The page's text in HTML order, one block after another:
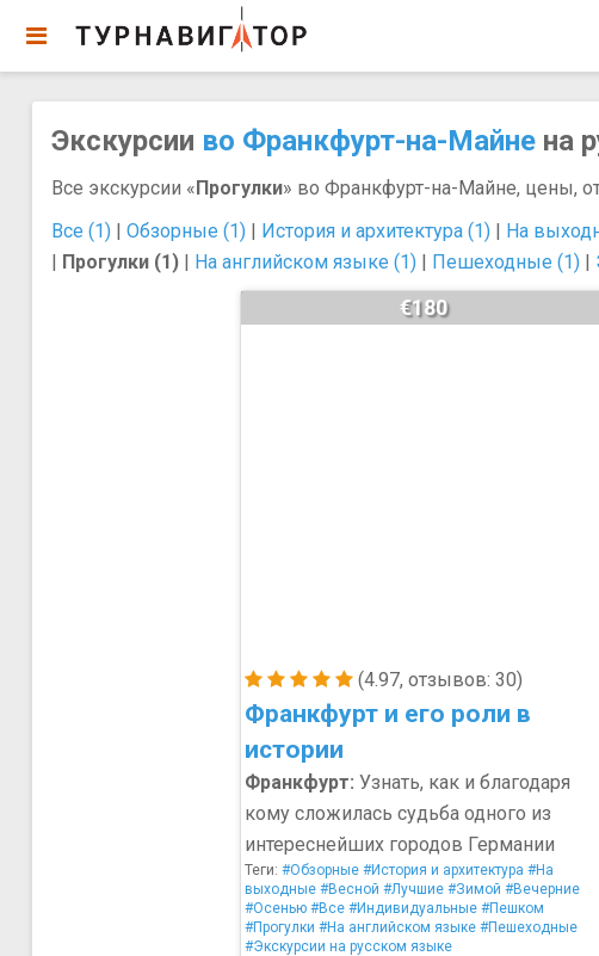
Экскурсии во Франкфурт-на-Майне на
Все экскурсии «Прогулки» во Франкфурт-на-Майне, цены,
Все (1) | Обзорные (1) | История и архитектура (1) | На
| Прогулки (1) | На английском языке (1) | Пешеходные (1) |
(4.97, отзывов: 30)
Франкфурт и его роли в
истории
€180
Франкфурт: Узнать, как и благодаря
кому сложилась судьба одного из
интереснейших городов Германии
Теги: #Обзорные #История и архитектура #На
выходные #Весной #Лучшие #Зимой #Вечерние
#Осенью #Все #Индивидуальные #Пешком
#Прогулки #На английском языке #Пешеходные
#Экскурсии на русском языке